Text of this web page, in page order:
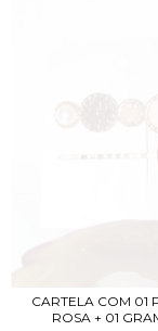
CARTELA COM 01
ROSA + 01